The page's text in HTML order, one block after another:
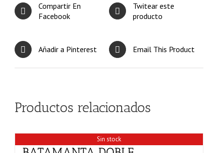
Compartir En
Facebook
Twitear este
producto
Añadir a Pinterest Email This Product
Productos relacionados
Sin stock